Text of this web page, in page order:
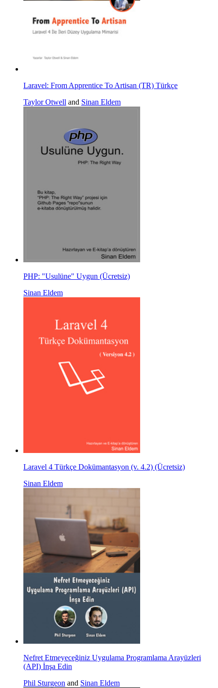
Laravel: From Apprentice To Artisan (TR) Türkçe
Taylor Otwell and Sinan Eldem
PHP: "Usulüne" Uygun (Ücretsiz)
Sinan Eldem
Laravel 4 Türkçe Dokümantasyon (v. 4.2) (Ücretsiz)
Sinan Eldem
Nefret Etmeyeceğiniz Uygulama Programlama Arayüzleri
(API) İnşa Edin
Phil Sturgeon and Sinan Eldem